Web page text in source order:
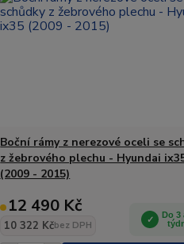
Boční rámy z nerezové oceli se
z žebrového plechu - Hyundai
(2009 - 2015)
12 490 Kč
10 322 Kčbez DPH
Do 3